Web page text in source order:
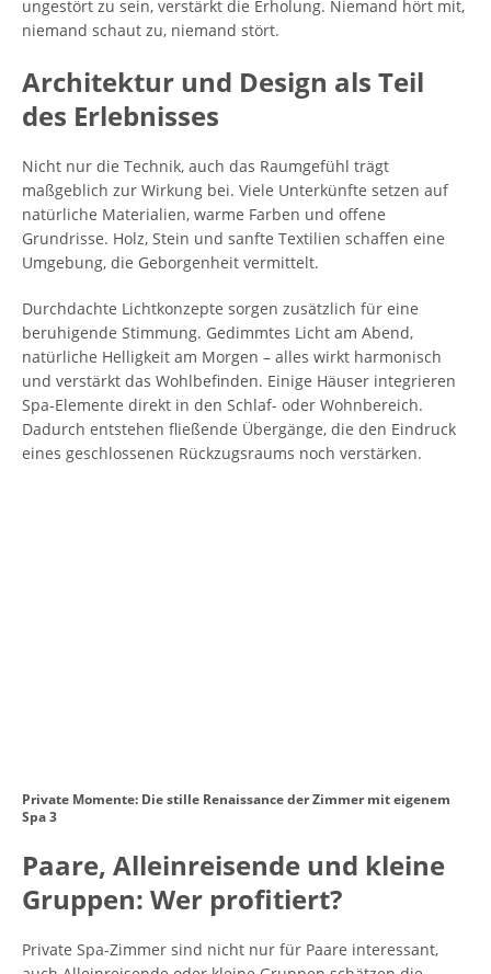
ungestört zu sein, verstärkt die Erholung. Niemand hört mit,
niemand schaut zu, niemand stört.
Architektur und Design als Teil
des Erlebnisses
Nicht nur die Technik, auch das Raumgefühl trägt
maßgeblich zur Wirkung bei. Viele Unterkünfte setzen auf
natürliche Materialien, warme Farben und offene
Grundrisse. Holz, Stein und sanfte Textilien schaffen eine
Umgebung, die Geborgenheit vermittelt.
Durchdachte Lichtkonzepte sorgen zusätzlich für eine
beruhigende Stimmung. Gedimmtes Licht am Abend,
natürliche Helligkeit am Morgen – alles wirkt harmonisch
und verstärkt das Wohlbefinden. Einige Häuser integrieren
Spa-Elemente direkt in den Schlaf- oder Wohnbereich.
Dadurch entstehen fließende Übergänge, die den Eindruck
eines geschlossenen Rückzugsraums noch verstärken.
Private Momente: Die stille Renaissance der Zimmer mit eigenem
Spa 3
Paare, Alleinreisende und kleine
Gruppen: Wer profitiert?
Private Spa-Zimmer sind nicht nur für Paare interessant,